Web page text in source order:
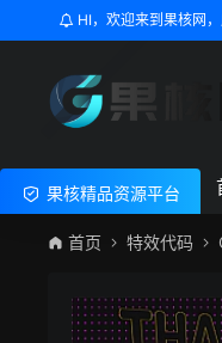
HI，欢迎来到果核网
果核精品资源平台
首页 特效代码